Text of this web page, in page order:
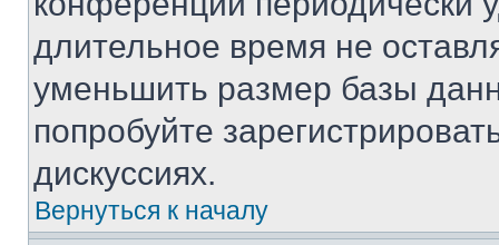
длительное время не
уменьшить размер базы
попробуйте
дискуссиях.
Вернуться к началу